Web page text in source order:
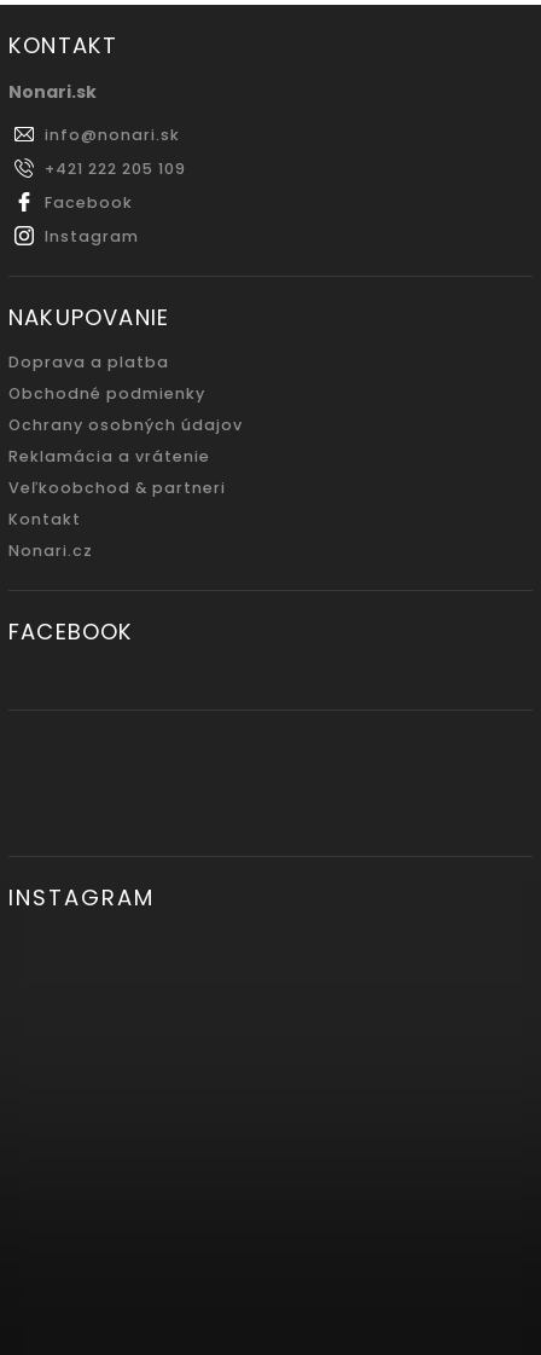
KONTAKT
Nonari.sk
info@nonari.sk
+421 222 205 109
Facebook
Instagram
NAKUPOVANIE
Doprava a platba
Obchodné podmienky
Ochrany osobných údajov
Reklamácia a vrátenie
Veľkoobchod & partneri
Kontakt
Nonari.cz
FACEBOOK
INSTAGRAM